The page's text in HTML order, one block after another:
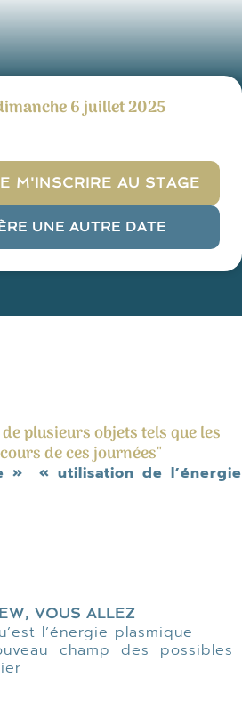
6 juillet 2025
M'INSCRIRE AU STAGE
UNE AUTRE DATE
plusieurs objets tels que les
de ces journées"
» « utilisation de l’énergie
VOUS ALLEZ
l’énergie plasmique
champ des possibles